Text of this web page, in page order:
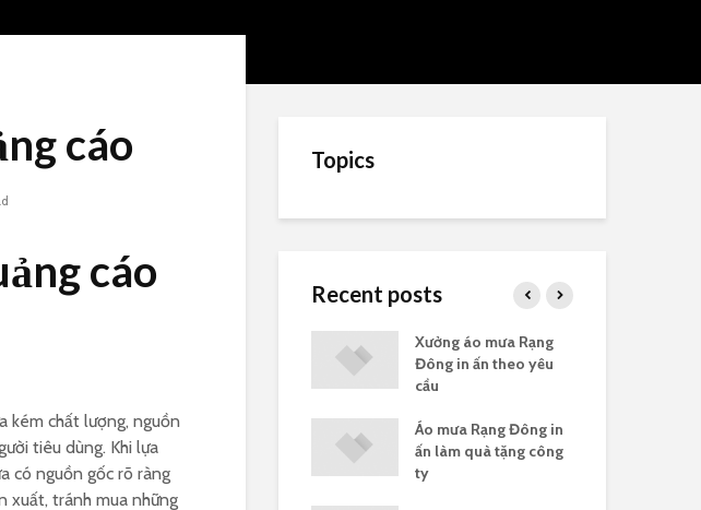
cáo
cáo
kém chất lượng, nguồn
tiêu dùng. Khi lựa
có nguồn gốc rõ ràng
xuất, tránh mua những
Topics
Recent posts
pvc
dẻo
Áo mưa Rạng Đông in
tên công đoàn
Xưởng áo mưa Rạng
Đông in ấn theo yêu
cầu
Áo mưa Rạng Đông in
ấn làm quà tặng công
ty